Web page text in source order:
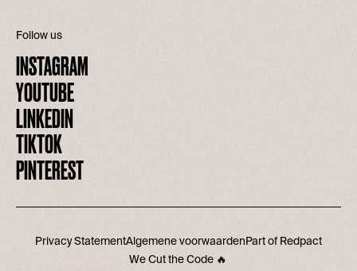
Follow us
INSTAGRAM
YOUTUBE
LINKEDIN
TIKTOK
PINTEREST
Privacy StatementAlgemene voorwaardenPart of Redpact
We Cut the Code 🔥